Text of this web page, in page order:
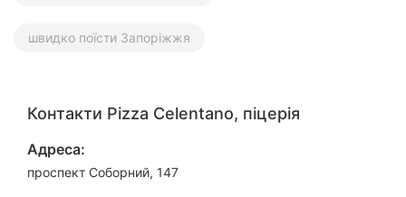
швидко поїсти Запоріжжя
Контакти Pizza Celentano, піцерія
Адреса:
проспект Соборний, 147